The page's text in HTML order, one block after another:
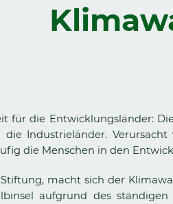
für die Entwicklungsländer:
Industrieländer.
die Menschen in den
macht sich der
aufgrund des